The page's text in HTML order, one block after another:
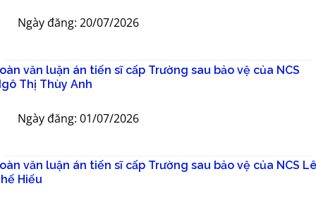
Ngày đăng: 20/07/2026
văn luận án tiến sĩ cấp Trường sau bảo vệ của NCS
Thị Thùy Anh
Ngày đăng: 01/07/2026
văn luận án tiến sĩ cấp Trường sau bảo vệ của NCS Lê
Hiếu